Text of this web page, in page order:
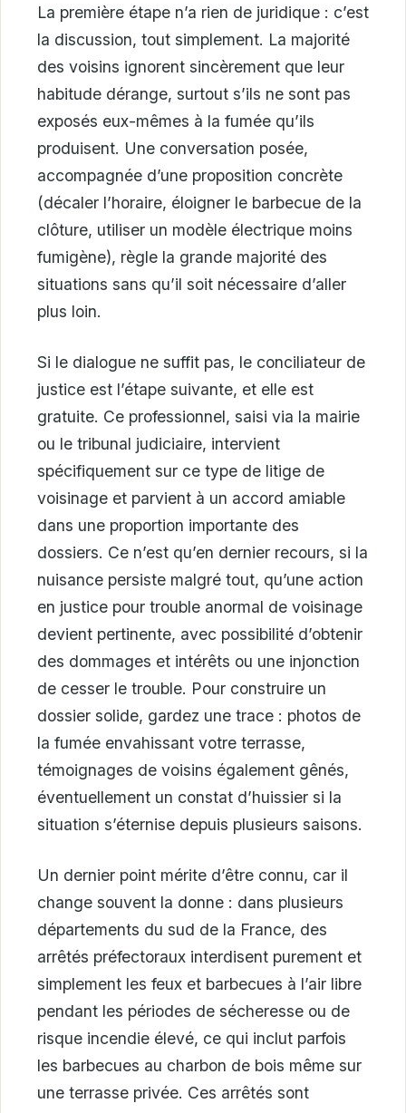
La première étape n’a rien de juridique : c’est
la discussion, tout simplement. La majorité
des voisins ignorent sincèrement que leur
habitude dérange, surtout s’ils ne sont pas
exposés eux-mêmes à la fumée qu’ils
produisent. Une conversation posée,
accompagnée d’une proposition concrète
(décaler l’horaire, éloigner le barbecue de la
clôture, utiliser un modèle électrique moins
fumigène), règle la grande majorité des
situations sans qu’il soit nécessaire d’aller
plus loin.
Si le dialogue ne suffit pas, le conciliateur de
justice est l’étape suivante, et elle est
gratuite. Ce professionnel, saisi via la mairie
ou le tribunal judiciaire, intervient
spécifiquement sur ce type de litige de
voisinage et parvient à un accord amiable
dans une proportion importante des
dossiers. Ce n’est qu’en dernier recours, si la
nuisance persiste malgré tout, qu’une action
en justice pour trouble anormal de voisinage
devient pertinente, avec possibilité d’obtenir
des dommages et intérêts ou une injonction
de cesser le trouble. Pour construire un
dossier solide, gardez une trace : photos de
la fumée envahissant votre terrasse,
témoignages de voisins également gênés,
éventuellement un constat d’huissier si la
situation s’éternise depuis plusieurs saisons.
Un dernier point mérite d’être connu, car il
change souvent la donne : dans plusieurs
départements du sud de la France, des
arrêtés préfectoraux interdisent purement et
simplement les feux et barbecues à l’air libre
pendant les périodes de sécheresse ou de
risque incendie élevé, ce qui inclut parfois
les barbecues au charbon de bois même sur
une terrasse privée. Ces arrêtés sont